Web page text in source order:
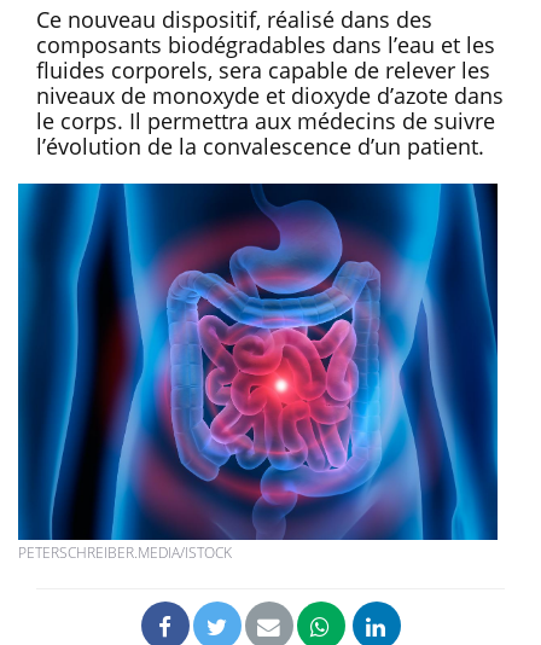
Ce nouveau dispositif, réalisé dans des
composants biodégradables dans l’eau et les
fluides corporels, sera capable de relever les
niveaux de monoxyde et dioxyde d’azote dans
le corps. Il permettra aux médecins de suivre
l’évolution de la convalescence d’un patient.
PETERSCHREIBER.MEDIA/ISTOCK